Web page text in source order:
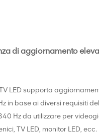
di aggiornamento
LED supporta
in base ai diversi requisiti
Hz da utilizzare per
TV LED, monitor LED,